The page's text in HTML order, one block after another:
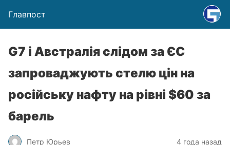
Главпост
G7 і Австралія слідом за ЄС
запроваджують стелю цін на
російську нафту на рівні $60 за
барель
Петр Юрьев 4 года назад